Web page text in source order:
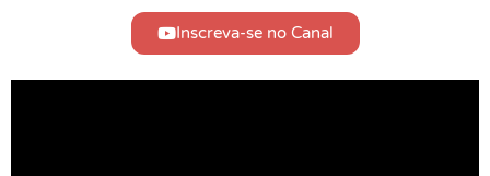
Inscreva-se no Canal